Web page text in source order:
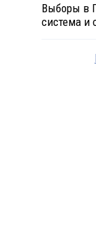
Выборы в
система и